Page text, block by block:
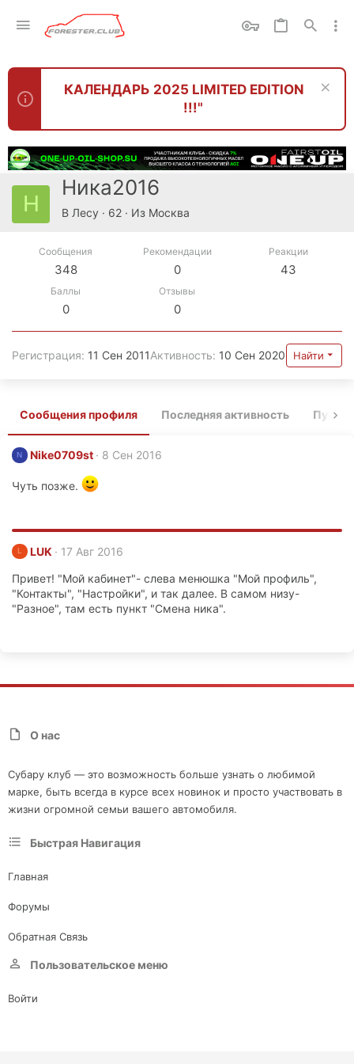
КАЛЕНДАРЬ 2025 LIMITED EDITION
!!!"
Н
Ника2016
В Лесу · 62 · Из Москва
Сообщения
348
Рекомендации
0
Реакции
43
Баллы
0
Отзывы
0
Регистрация 11 Сен 2011Активность 10 Сен 2020 Найти
Сообщения профиля Последняя активность
N Nike0709st 8 Сен 2016
Чуть позже.
L LUK 17 Авг 2016
Привет! "Мой кабинет"- слева менюшка "Мой профиль",
"Контакты", "Настройки", и так далее. В самом низу-
"Разное", там есть пункт "Смена ника".
О нас
Субару клуб — это возможность больше узнать о любимой
марке, быть всегда в курсе всех новинок и просто участвовать в
жизни огромной семьи вашего автомобиля.
Быстрая Навигация
Главная
Форумы
Обратная Связь
Пользовательское меню
Войти